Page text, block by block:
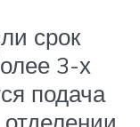
срок
3-х
подача